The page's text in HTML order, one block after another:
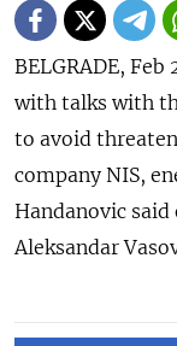
BELGRADE,
with talks with
to avoid
company NIS,
Handanovic said
Aleksandar